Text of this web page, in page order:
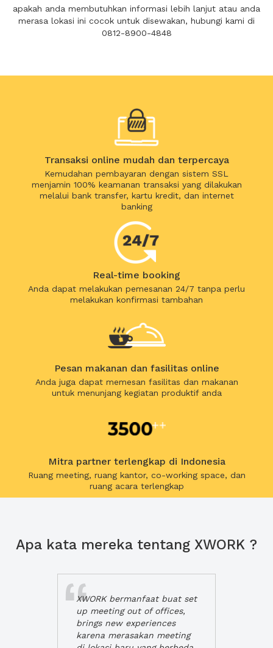
apakah anda membutuhkan informasi lebih lanjut atau anda
merasa lokasi ini cocok untuk disewakan, hubungi kami di
0812-8900-4848
Transaksi online mudah dan terpercaya
Kemudahan pembayaran dengan sistem SSL
menjamin 100% keamanan transaksi yang dilakukan
melalui bank transfer, kartu kredit, dan internet
banking
Real-time booking
Anda dapat melakukan pemesanan 24/7 tanpa perlu
melakukan konfirmasi tambahan
Pesan makanan dan fasilitas online
Anda juga dapat memesan fasilitas dan makanan
untuk menunjang kegiatan produktif anda
Mitra partner terlengkap di Indonesia
Ruang meeting, ruang kantor, co-working space, dan
ruang acara terlengkap
Apa kata mereka tentang XWORK ?
XWORK bermanfaat buat set
up meeting out of offices,
brings new experiences
karena merasakan meeting